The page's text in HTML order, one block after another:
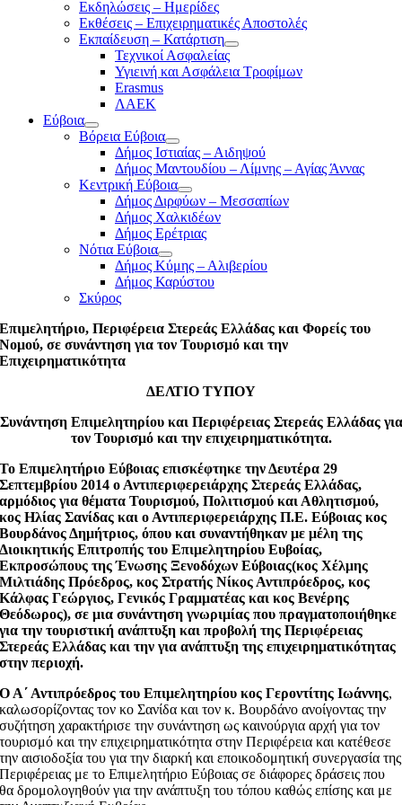
Εκδηλώσεις – Ημερίδες
Εκθέσεις – Επιχειρηματικές Αποστολές
Εκπαίδευση – Κατάρτιση
Τεχνικοί Ασφαλείας
Υγιεινή και Ασφάλεια Τροφίμων
Erasmus
ΛΑΕΚ
Εύβοια
Βόρεια Εύβοια
Δήμος Ιστιαίας – Αιδηψού
Δήμος Μαντουδίου – Λίμνης – Αγίας Άννας
Κεντρική Εύβοια
Δήμος Διρφύων – Μεσσαπίων
Δήμος Χαλκιδέων
Δήμος Ερέτριας
Νότια Εύβοια
Δήμος Κύμης – Αλιβερίου
Δήμος Καρύστου
Σκύρος
Επιμελητήριο, Περιφέρεια Στερεάς Ελλάδας και Φορείς του
Νομού, σε συνάντηση για τον Τουρισμό και την
Επιχειρηματικότητα
ΔΕΛΤΙΟ ΤΥΠΟΥ
Συνάντηση Επιμελητηρίου και Περιφέρειας Στερεάς Ελλάδας για
τον Τουρισμό και την επιχειρηματικότητα.
Το Επιμελητήριο Εύβοιας επισκέφτηκε την Δευτέρα 29
Σεπτεμβρίου 2014 ο Αντιπεριφερειάρχης Στερεάς Ελλάδας,
αρμόδιος για θέματα Τουρισμού, Πολιτισμού και Αθλητισμού,
κος Ηλίας Σανίδας και ο Αντιπεριφερειάρχης Π.Ε. Εύβοιας κος
Βουρδάνος Δημήτριος, όπου και συναντήθηκαν με μέλη της
Διοικητικής Επιτροπής του Επιμελητηρίου Ευβοίας,
Εκπροσώπους της Ένωσης Ξενοδόχων Εύβοιας(κος Χέλμης
Μιλτιάδης Πρόεδρος, κος Στρατής Νίκος Αντιπρόεδρος, κος
Κάλφας Γεώργιος, Γενικός Γραμματέας και κος Βενέρης
Θεόδωρος), σε μια συνάντηση γνωριμίας που πραγματοποιήθηκε
για την τουριστική ανάπτυξη και προβολή της Περιφέρειας
Στερεάς Ελλάδας και την για ανάπτυξη της επιχειρηματικότητας
στην περιοχή.
Ο Α΄ Αντιπρόεδρος του Επιμελητηρίου κος Γεροντίτης Ιωάννης,
καλωσορίζοντας τον κο Σανίδα και τον κ. Βουρδάνο ανοίγοντας την
συζήτηση χαρακτήρισε την συνάντηση ως καινούργια αρχή για τον
τουρισμό και την επιχειρηματικότητα στην Περιφέρεια και κατέθεσε
την αισιοδοξία του για την διαρκή και εποικοδομητική συνεργασία της
Περιφέρειας με το Επιμελητήριο Εύβοιας σε διάφορες δράσεις που
θα δρομολογηθούν για την ανάπτυξη του τόπου καθώς επίσης και με